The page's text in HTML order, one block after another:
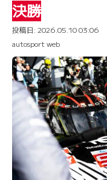
決勝
投稿日: 2026.05.10 03:06
autosport web